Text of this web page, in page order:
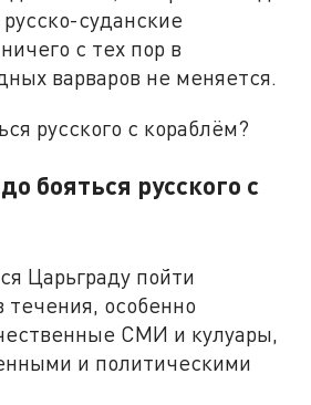
суданские
с тех пор в
варваров не меняется.
русского с кораблём?
бояться русского с
Царьграду пойти
особенно
СМИ и кулуары,
и политическими